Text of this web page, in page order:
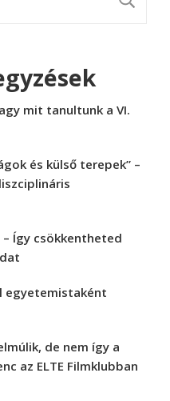
mit tanultunk a VI.
és külső terepek” –
Így csökkentheted
egyetemistaként
de nem így a
az ELTE Filmklubban